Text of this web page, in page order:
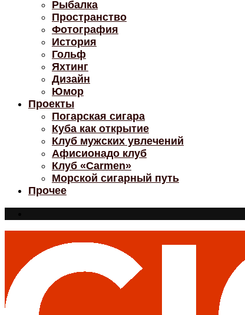
Рыбалка
Пространство
Фотография
История
Гольф
Яхтинг
Дизайн
Юмор
Проекты
Погарская сигара
Куба как открытие
Клуб мужских увлечений
Афисионадо клуб
Клуб «Carmen»
Морской сигарный путь
Прочее